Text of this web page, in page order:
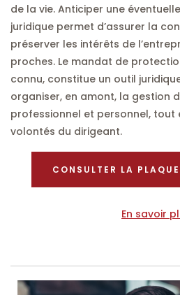
de la vie. Anticiper une
juridique permet d’assurer la
préserver les intérêts de
proches. Le mandat de
connu, constitue un outil
organiser, en amont, la gestion
professionnel et personnel, tout
volontés du dirigeant.
CONSULTER LA
En savoir